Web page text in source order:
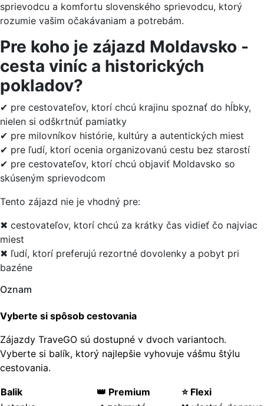
sprievodcu a komfortu slovenského sprievodcu, ktorý
rozumie vašim očakávaniam a potrebám.
Pre koho je zájazd Moldavsko -
cesta viníc a historických
pokladov?
✔ pre cestovateľov, ktorí chcú krajinu spoznať do hĺbky,
nielen si odškrtnúť pamiatky
✔ pre milovníkov histórie, kultúry a autentických miest
✔ pre ľudí, ktorí ocenia organizovanú cestu bez starostí
✔ pre cestovateľov, ktorí chcú objaviť Moldavsko so
skúseným sprievodcom
Tento zájazd nie je vhodný pre:
✖ cestovateľov, ktorí chcú za krátky čas vidieť čo najviac
miest
✖ ľudí, ktorí preferujú rezortné dovolenky a pobyt pri
bazéne
Oznam
Vyberte si spôsob cestovania
Zájazdy TraveGO sú dostupné v dvoch variantoch.
Vyberte si balík, ktorý najlepšie vyhovuje vášmu štýlu
cestovania.
Balik 👑 Premium
⭐ Flexi